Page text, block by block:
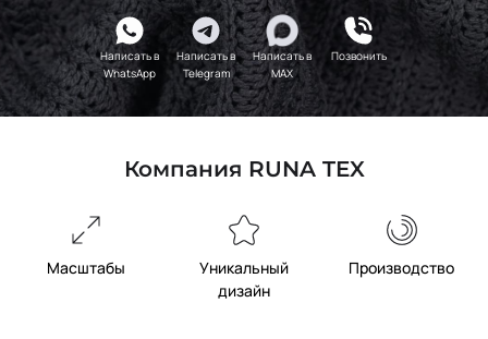
Написать в
WhatsApp
Написать в
Telegram
Написать в
MAX
Позвонить
Компания RUNA TEX
Масштабы
Уникальный
дизайн
Производство